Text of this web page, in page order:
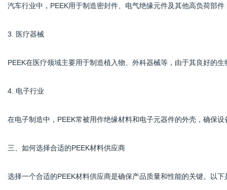
汽车行业中，PEEK用于制造密封件、电气绝缘元件及其他高负荷部
3. 医疗器械
PEEK在医疗领域主要用于制造植入物、外科器械等，由于其良好的
4. 电子行业
在电子制造中，PEEK常被用作绝缘材料和电子元器件的外壳，确保
三、如何选择合适的PEEK材料供应商
选择一个合适的PEEK材料供应商是确保产品质量和性能的关键。以